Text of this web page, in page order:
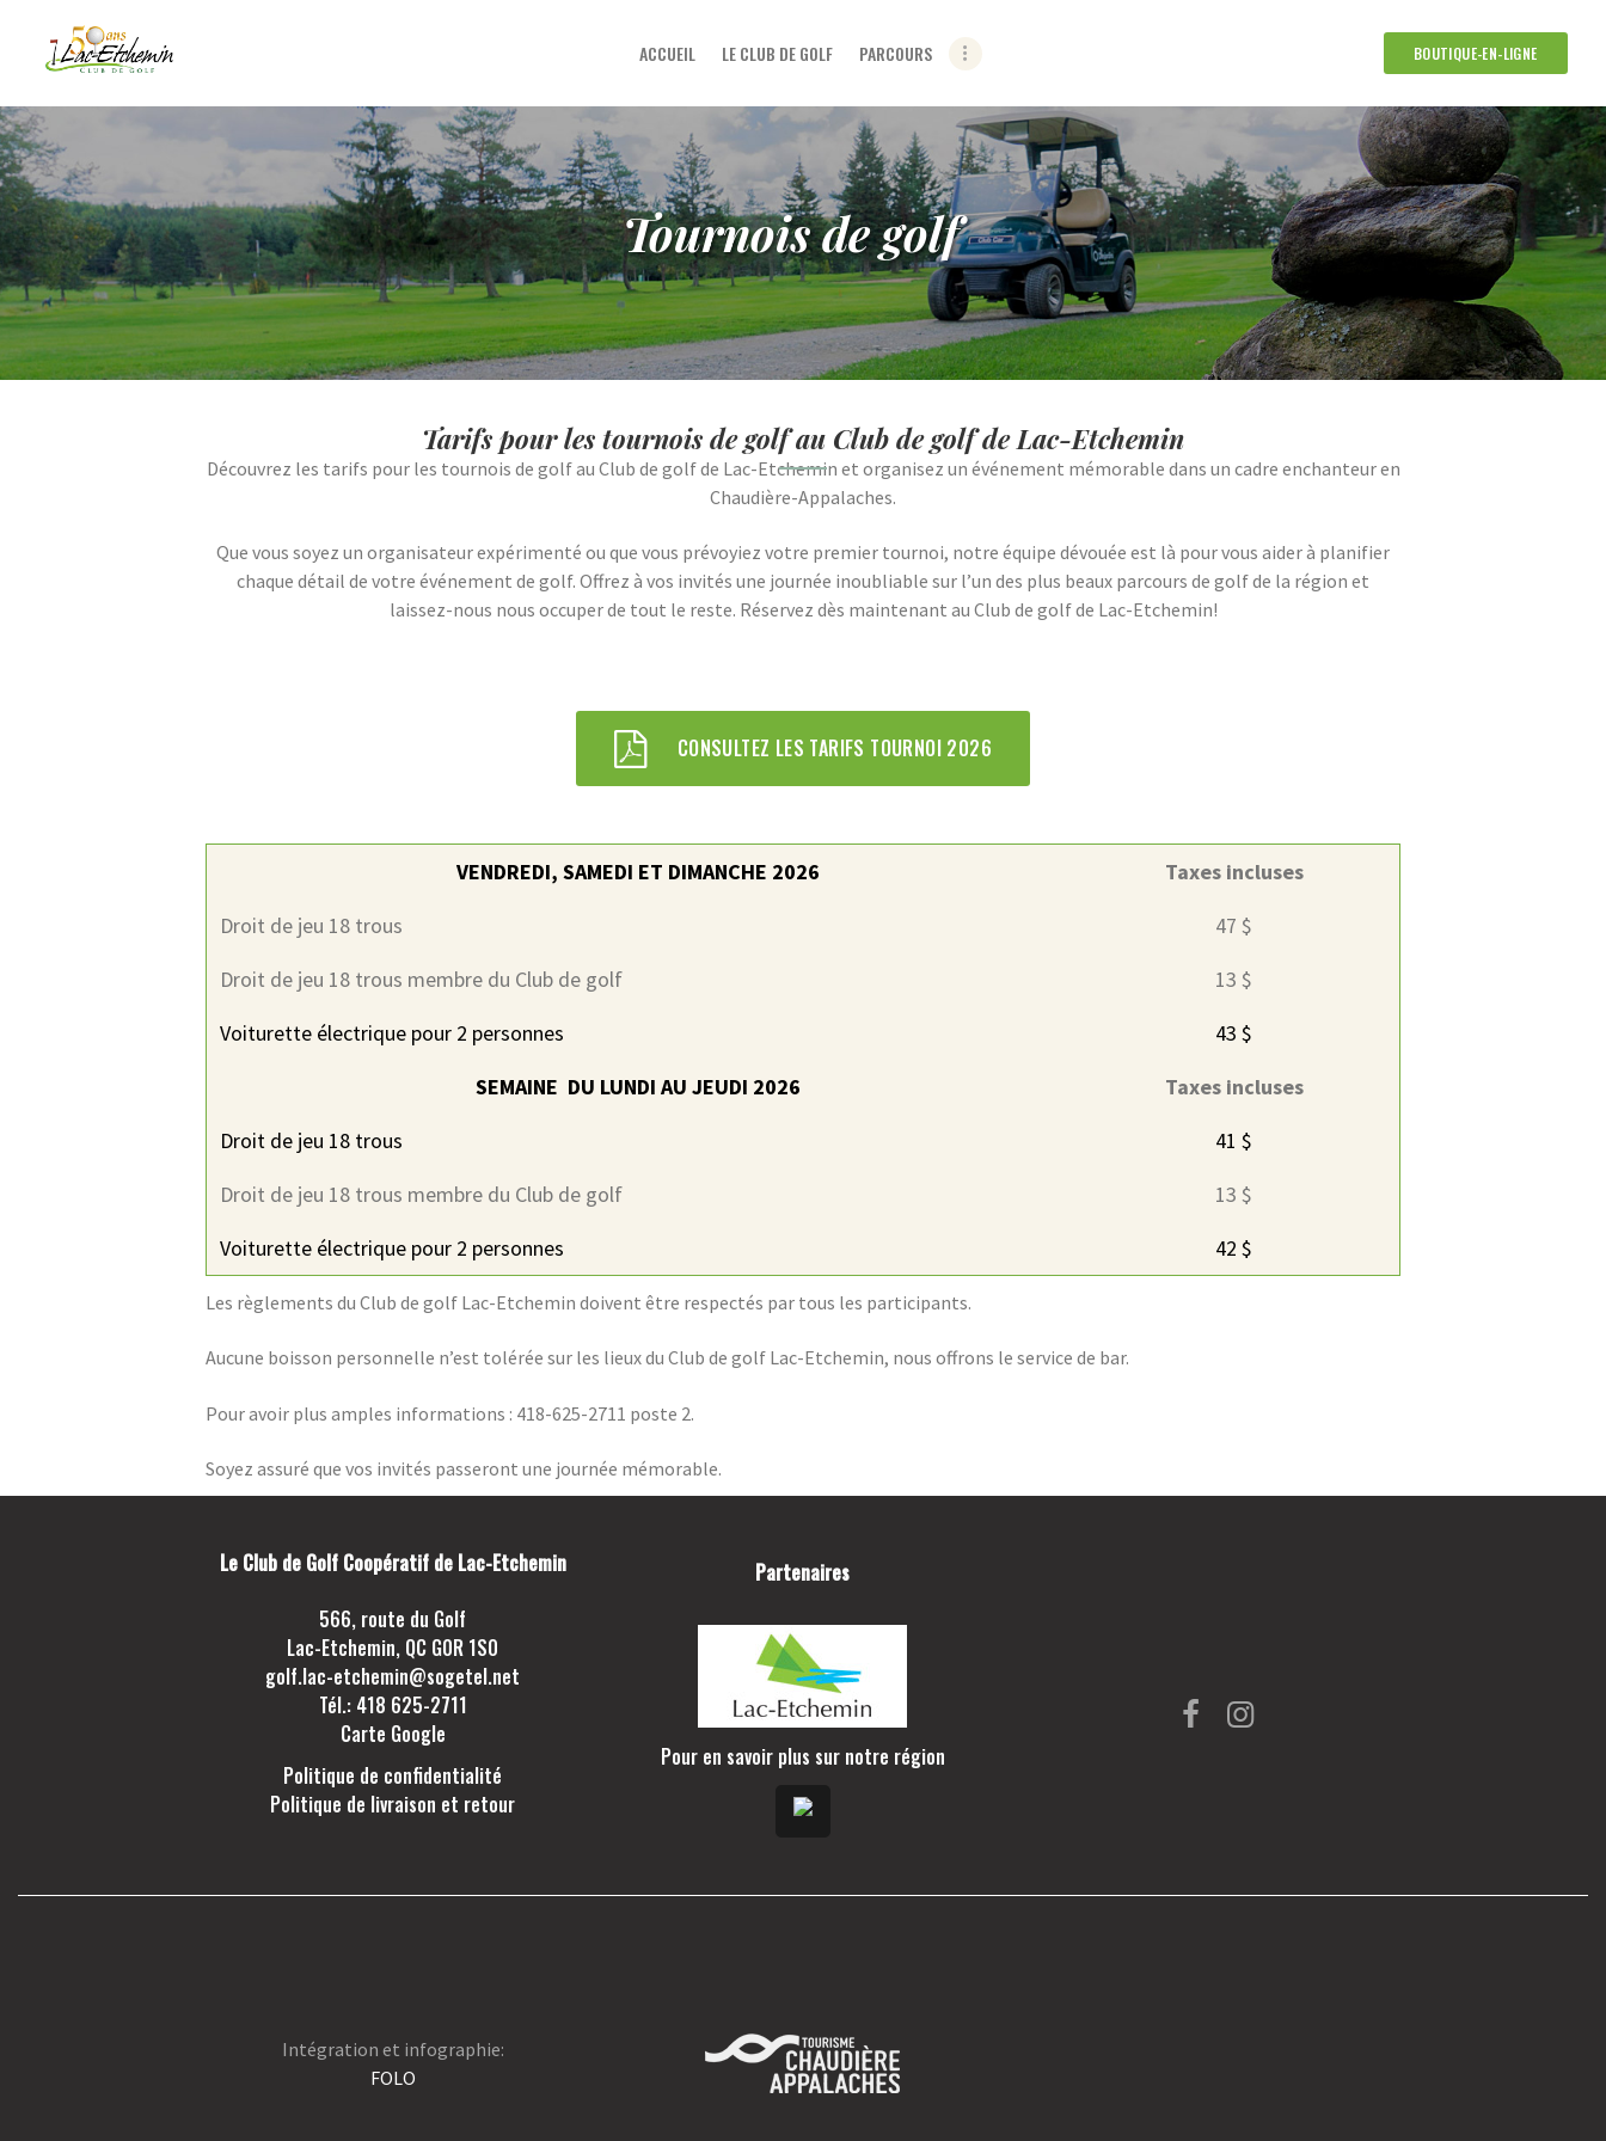
ACCUEIL LE CLUB DE GOLF PARCOURS BOUTIQUE-EN-LIGNE
Tournois de golf
LE CLUB DE GOLF
PARCOURS
RÈGLEMENTS ET POLITIQUES
DU CLUB DE GOLF DE LAC-
ETCHEMIN
TARIFS
NOS PROMOTIONS
ÉVÈNEMENTS
BOUTIQUE
LE BLOGUE DU CLUB DE GOLF
TROU D’UN COUP
JOINDRE LE CLUB DE GOLF
FACEBOOK
INSTAGRAM
Tarifs pour les tournois de golf au Club de golf de Lac-Etchemin
Découvrez les tarifs pour les tournois de golf au Club de golf de Lac-Etchemin et organisez un événement mémorable dans un cadre enchanteur en
Chaudière-Appalaches.
Que vous soyez un organisateur expérimenté ou que vous prévoyiez votre premier tournoi, notre équipe dévouée est là pour vous aider à planifier
chaque détail de votre événement de golf. Offrez à vos invités une journée inoubliable sur l’un des plus beaux parcours de golf de la région et
laissez-nous nous occuper de tout le reste. Réservez dès maintenant au Club de golf de Lac-Etchemin!
CONSULTEZ LES TARIFS TOURNOI 2026
VENDREDI, SAMEDI ET DIMANCHE 2026
Taxes incluses
Droit de jeu 18 trous
47 $
Droit de jeu 18 trous membre du Club de golf
13 $
Voiturette électrique pour 2 personnes
43 $
SEMAINE DU LUNDI AU JEUDI 2026
Taxes incluses
Droit de jeu 18 trous
41 $
Droit de jeu 18 trous membre du Club de golf
13 $
Voiturette électrique pour 2 personnes
42 $
Les règlements du Club de golf Lac-Etchemin doivent être respectés par tous les participants.
Aucune boisson personnelle n’est tolérée sur les lieux du Club de golf Lac-Etchemin, nous offrons le service de bar.
Pour avoir plus amples informations : 418-625-2711 poste 2.
Soyez assuré que vos invités passeront une journée mémorable.
Le Club de Golf Coopératif de Lac-Etchemin
566, route du Golf
Lac-Etchemin, QC G0R 1S0
golf.lac-etchemin@sogetel.net
Tél.: 418 625-2711
Carte Google
Politique de confidentialité
Politique de livraison et retour
Partenaires
Pour en savoir plus sur notre région
Intégration et infographie:
FOLO